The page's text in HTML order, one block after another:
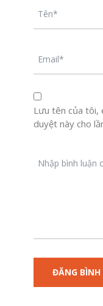
Lưu tên của tôi,
duyệt này cho